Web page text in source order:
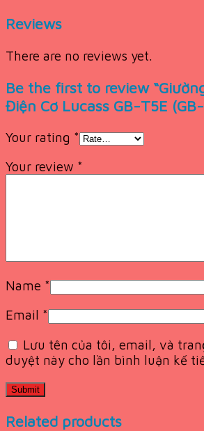
Reviews
There are no reviews yet.
Be the first to review
Điện Cơ Lucass GB-T5E
Your rating *
Your review *
Name *
Email *
Lưu tên của tôi, email, và
duyệt này cho lần bình luận kế
Related products